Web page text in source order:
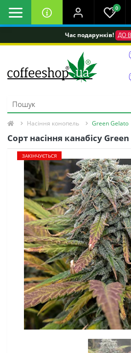
Час подарунків! ДО
0
Насіння конопель Green Gelato
Сорт насіння канабісу
ЗАКІНЧУЄТЬСЯ